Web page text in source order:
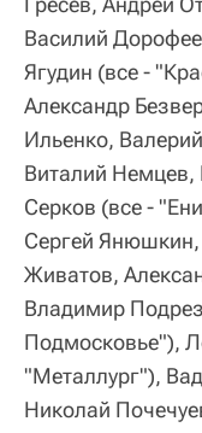
Василий
Ягудин (все -
Александр
Ильенко,
Виталий Немцев,
Серков (все -
Сергей Янюшкин,
Живатов,
Владимир
Подмосковье"),
"Металлург"),
Николай